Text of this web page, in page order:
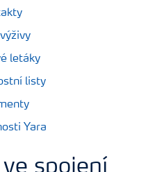
letáky
listy
Yara